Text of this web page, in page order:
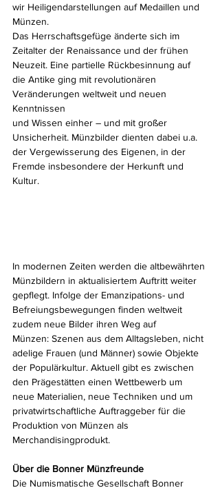
wir Heiligendarstellungen auf Medaillen und
Münzen.
Das Herrschaftsgefüge änderte sich im
Zeitalter der Renaissance und der frühen
Neuzeit. Eine partielle Rückbesinnung auf
die Antike ging mit revolutionären
Veränderungen weltweit und neuen
Kenntnissen
und Wissen einher – und mit großer
Unsicherheit. Münzbilder dienten dabei u.a.
der Vergewisserung des Eigenen, in der
Fremde insbesondere der Herkunft und
Kultur.
In modernen Zeiten werden die altbewährten
Münzbildern in aktualisiertem Auftritt weiter
gepflegt. Infolge der Emanzipations- und
Befreiungsbewegungen finden weltweit
zudem neue Bilder ihren Weg auf
Münzen: Szenen aus dem Alltagsleben, nicht
adelige Frauen (und Männer) sowie Objekte
der Populärkultur. Aktuell gibt es zwischen
den Prägestätten einen Wettbewerb um
neue Materialien, neue Techniken und um
privatwirtschaftliche Auftraggeber für die
Produktion von Münzen als
Merchandisingprodukt.
Über die Bonner Münzfreunde
Die Numismatische Gesellschaft Bonner